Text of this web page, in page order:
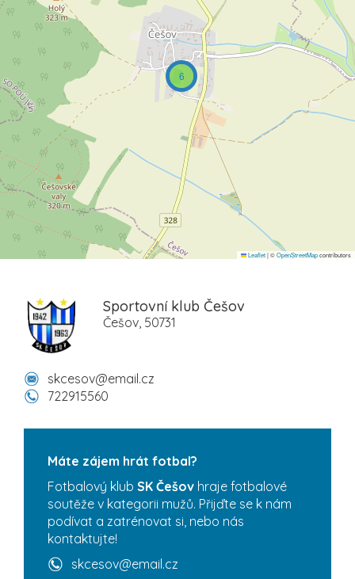
6
Leaflet|©OpenStreetMapcontributors
Sportovní klub Češov
Češov, 50731
skcesov@email.cz
722915560
Máte zájem hrát fotbal?
Fotbalový klub SK Češov hraje fotbalové
soutěže v kategorii mužů. Přijďte se k nám
podívat a zatrénovat si, nebo nás
kontaktujte!
skcesov@email.cz